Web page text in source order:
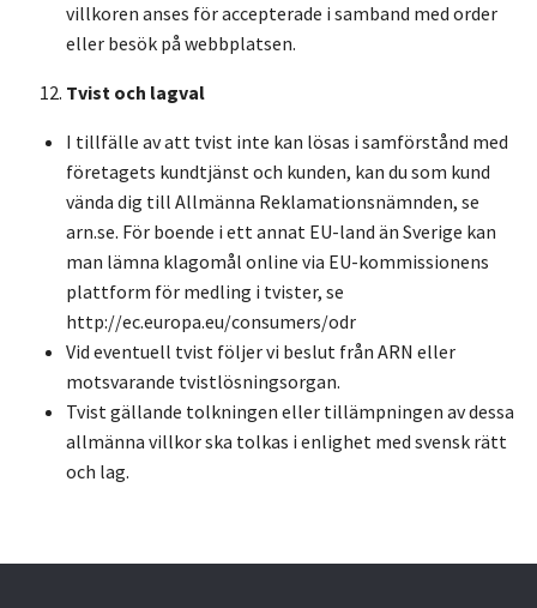
villkoren anses för accepterade i samband med order
eller besök på webbplatsen.
Tvist och lagval
I tillfälle av att tvist inte kan lösas i samförstånd med
företagets kundtjänst och kunden, kan du som kund
vända dig till Allmänna Reklamationsnämnden, se
arn.se. För boende i ett annat EU-land än Sverige kan
man lämna klagomål online via EU-kommissionens
plattform för medling i tvister, se
http://ec.europa.eu/consumers/odr
Vid eventuell tvist följer vi beslut från ARN eller
motsvarande tvistlösningsorgan.
Tvist gällande tolkningen eller tillämpningen av dessa
allmänna villkor ska tolkas i enlighet med svensk rätt
och lag.